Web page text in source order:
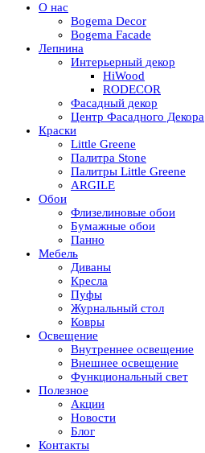
О нас
Bogema Decor
Bogema Facade
Лепнина
Интерьерный декор
HiWood
RODECOR
Фасадный декор
Центр Фасадного Декора
Краски
Little Greene
Палитра Stone
Палитры Little Greene
ARGILE
Обои
Флизелиновые обои
Бумажные обои
Панно
Мебель
Диваны
Кресла
Пуфы
Журнальный стол
Ковры
Освещение
Внутреннее освещение
Внешнее освещение
Функциональный свет
Полезное
Акции
Новости
Блог
Контакты